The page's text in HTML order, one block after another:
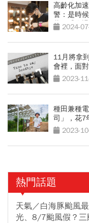
高齡化加
警：是時
萬四千人
2024-
11月將拿
會裡，面
2023-
種田兼種
司」，花7
2023-
熱門話題
天氣／白海豚颱風
光、8/7颱風假？